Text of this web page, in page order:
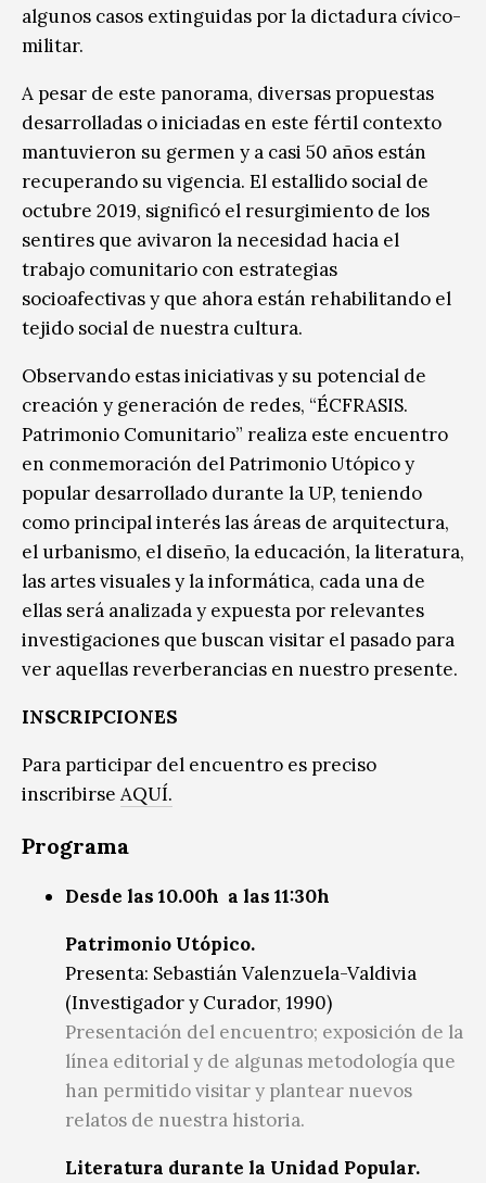
algunos casos extinguidas por la dictadura cívico-
militar.
A pesar de este panorama, diversas propuestas
desarrolladas o iniciadas en este fértil contexto
mantuvieron su germen y a casi 50 años están
recuperando su vigencia. El estallido social de
octubre 2019, significó el resurgimiento de los
sentires que avivaron la necesidad hacia el
trabajo comunitario con estrategias
socioafectivas y que ahora están rehabilitando el
tejido social de nuestra cultura.
Observando estas iniciativas y su potencial de
creación y generación de redes, “ÉCFRASIS.
Patrimonio Comunitario” realiza este encuentro
en conmemoración del Patrimonio Utópico y
popular desarrollado durante la UP, teniendo
como principal interés las áreas de arquitectura,
el urbanismo, el diseño, la educación, la literatura,
las artes visuales y la informática, cada una de
ellas será analizada y expuesta por relevantes
investigaciones que buscan visitar el pasado para
ver aquellas reverberancias en nuestro presente.
INSCRIPCIONES
Para participar del encuentro es preciso
inscribirse AQUÍ.
Programa
Desde las 10.00h a las 11:30h
Patrimonio Utópico.
Presenta: Sebastián Valenzuela-Valdivia
(Investigador y Curador, 1990)
Presentación del encuentro; exposición de la
línea editorial y de algunas metodología que
han permitido visitar y plantear nuevos
relatos de nuestra historia.
Literatura durante la Unidad Popular.